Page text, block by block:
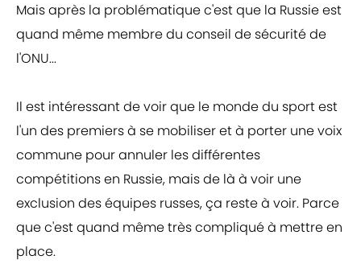
Mais après la problématique c'est que la Russie est
quand même membre du conseil de sécurité de
l'ONU...
Il est intéressant de voir que le monde du sport est
l'un des premiers à se mobiliser et à porter une voix
commune pour annuler les différentes
compétitions en Russie, mais de là à voir une
exclusion des équipes russes, ça reste à voir. Parce
que c'est quand même très compliqué à mettre en
place.